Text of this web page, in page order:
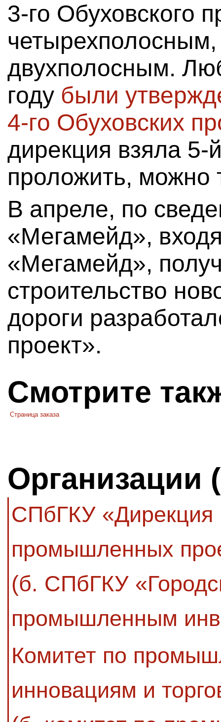
3-го Обуховского
двухполосным.
году были
4-го Обуховских
дирекция взяла 5-
проложить, можно
В апреле, по
«Мегамейд»,
«Мегамейд»,
строительство
дороги
проект».
Смотрите
Страница заказа
Организации
СПбГКУ «Дирекция
промышленных
(б. СПбГКУ
промышленным
Комитет по
инновациям и